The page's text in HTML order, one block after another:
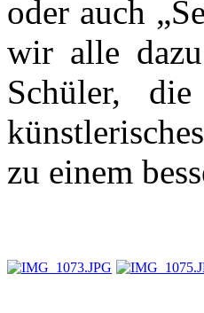
oder auch
wir alle
Schüler,
zu einem